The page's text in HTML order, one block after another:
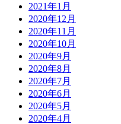
2021年1月
2020年12月
2020年11月
2020年10月
2020年9月
2020年8月
2020年7月
2020年6月
2020年5月
2020年4月